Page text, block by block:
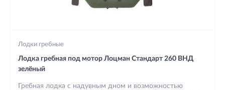
Лодки гребные
Лодка гребная под мотор Лоцман Стандарт 260 ВНД
зелёный
Гребная лодка с надувным дном и возможностью